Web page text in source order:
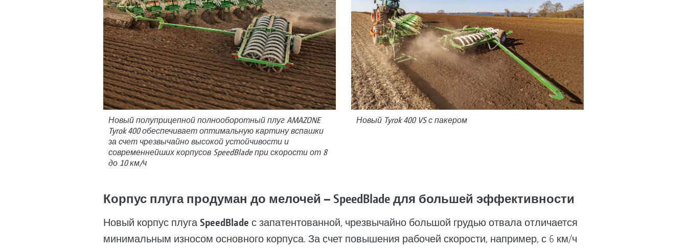
Новый полуприцепной полнооборотный плуг AMAZONE
Tyrok 400 обеспечивает оптимальную картину вспашки
за счет чрезвычайно высокой устойчивости и
современнейших корпусов SpeedBlade при скорости от 8
до 10 км/ч
Новый Tyrok 400 VS с пакером
Корпус плуга продуман до мелочей – SpeedBlade для большей эффективности
Новый корпус плуга SpeedBlade с запатентованной, чрезвычайно большой грудью отвала отличается
минимальным износом основного корпуса. За счет повышения рабочей скорости, например, с 6 км/ч